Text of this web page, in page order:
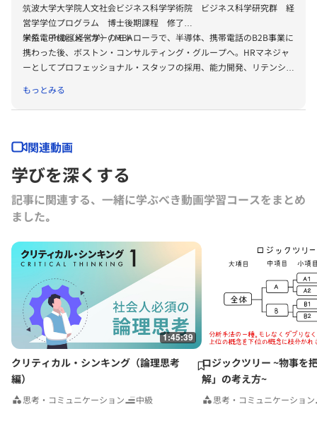
筑波大学大学院人文社会ビジネス科学学術院 ビジネス科学研究群 経
営学学位プログラム 博士後期課程 修了
学位：Ph.D（経営学）/ MBA
米系電子機器メーカーのモトローラで、半導体、携帯電話のB2B事業に
携わった後、ボストン・コンサルティング・グループへ。HRマネジャ
ーとしてプロフェッショナル・スタッフの採用、能力開発、リテンショ
く人材マネジメントを担当。グロービスではマネージングディレクター
として人事を含む管理部門全体を統括し、働きがいのある企業としての
プログラム開発や、研究・執筆、リーダーシップ、ダイバーシティ、パ
ワーと影響力、キャリア開発、パーパス経営等の領域を中心にグロービ
ス経営大学院での講義、企業研修、講演などを多数務める。
イートアンドホールディングス、萩原電気ホールディングス、及びコー
ア商事ホールディングズ（何れもプライム上場）社外取締役。学校法人
柳心学園 理事。公益財団法人首藤奨学財団 評議員。経済同友会会
会、経営行動科学学会員。
もっとみる
関連動画
学びを深くする
記事に関連する、一緒に学ぶべき動画学習コースをまとめ
ました｡
1:45:39
クリティカル・シンキング（論理思考
編）
思考・コミュニケーション 中級
ロジックツリー ~物事を
解」の考え方~
思考・コミュニケーション